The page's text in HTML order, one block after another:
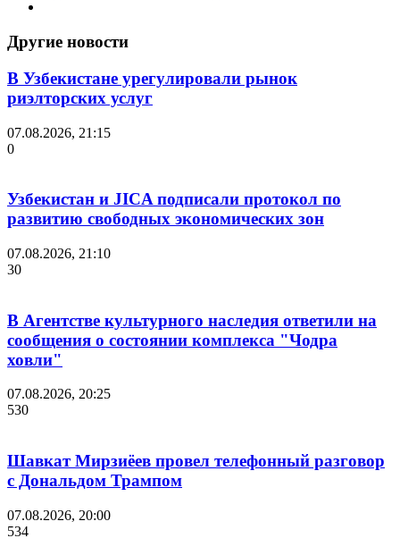
Другие новости
В Узбекистане урегулировали рынок
риэлторских услуг
07.08.2026, 21:15
0
Узбекистан и JICA подписали протокол по
развитию свободных экономических зон
07.08.2026, 21:10
30
В Агентстве культурного наследия ответили на
сообщения о состоянии комплекса "Чодра
ховли"
07.08.2026, 20:25
530
Шавкат Мирзиёев провел телефонный разговор
с Дональдом Трампом
07.08.2026, 20:00
534